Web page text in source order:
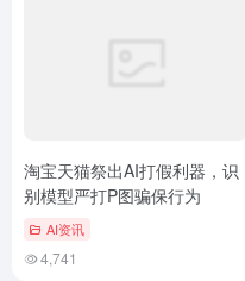
淘宝天猫祭出AI打假利器，识
别模型严打P图骗保行为
AI资讯
4,741